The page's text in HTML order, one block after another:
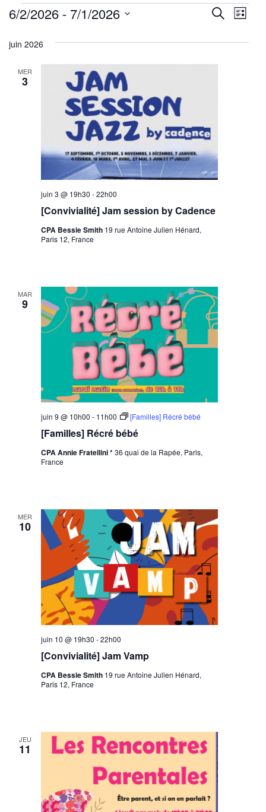
Évènements
et
Recherche
Liste
6/2/2026 - 7/1/2026
une
juin 2026
MER
3
[Convivialité] Jam session by Cadence
juin 3 @ 19h30 -22h00
CPA Bessie Smith 19 rue Antoine Julien Hénard,
Paris 12, France
MAR
9
[Familles] Récré bébé
juin 9 @ 10h00 - 11h00 [Familles] Récré bébé
CPA Annie Fratellini *36 quai de la Rapée, Paris,
France
MER
10
[Convivialité] Jam Vamp
juin 10 @ 19h30 -22h00
CPA Bessie Smith 19 rue Antoine Julien Hénard,
Paris 12, France
JEU
11